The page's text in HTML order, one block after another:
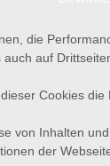
die
auf
Cookies
von Inhalten und
der